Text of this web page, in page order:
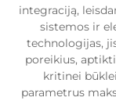
integraciją,
sistemos ir
technologijas,
poreikius,
kritinei
parametrus